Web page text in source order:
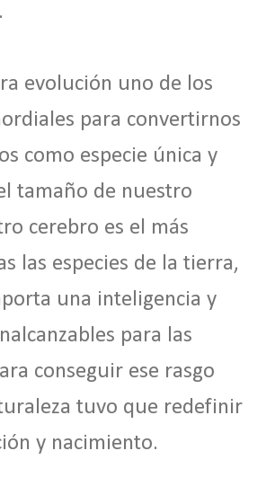
evolución uno de los
para convertirnos
como especie única y
tamaño de nuestro
cerebro es el más
las especies de la tierra,
una inteligencia y
para las
conseguir ese rasgo
tuvo que redefinir
y nacimiento.